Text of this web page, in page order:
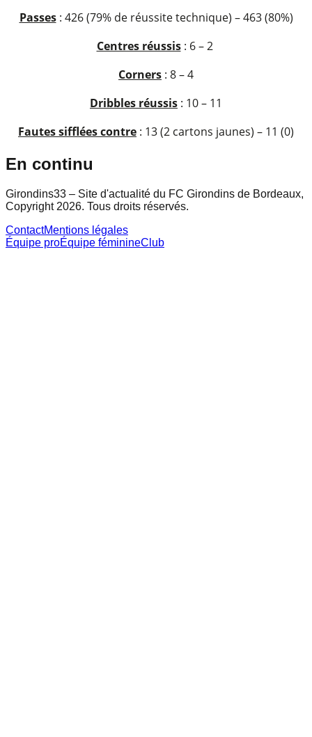
Passes: 426 (79% de réussite technique) – 463 (80%)
Centres réussis: 6 – 2
Corners : 8 – 4
Dribbles réussis : 10 – 11
Fautes sifflées contre : 13 (2 cartons jaunes) – 11 (0)
En continu
Girondins33 – Site d'actualité du FC Girondins de Bordeaux,
Copyright 2026. Tous droits réservés.
ContactMentions légales
Équipe proÉquipe féminineClub